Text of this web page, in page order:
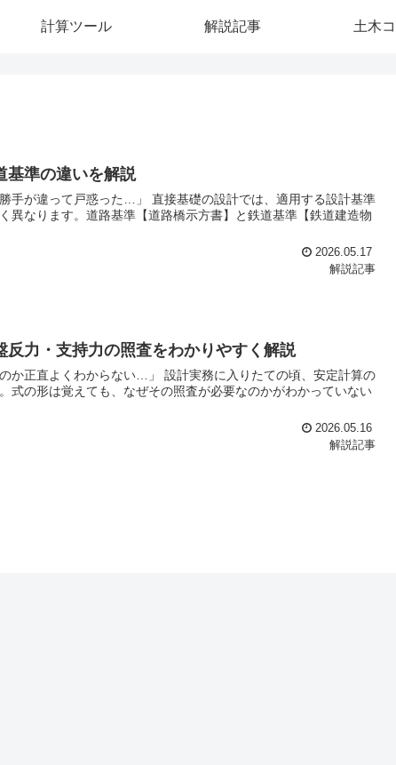
計算ツール 解説記事 土木
準の違いを解説
手が違って戸惑った…」 直接基礎の設計では、適用する設計基準
異なります。道路基準【道路橋示方書】と鉄道基準【鉄道建造物
2026.05.17
解説記事
力・支持力の照査をわかりやすく解説
か正直よくわからない…」 設計実務に入りたての頃、安定計算の
式の形は覚えても、なぜその照査が必要なのかがわかっていない
2026.05.16
解説記事